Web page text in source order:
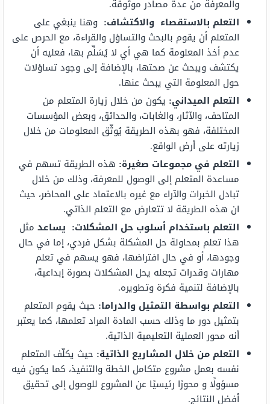
والمعرفة من عدة مصادر موثوقة.
التعلم بالاستقصاء والاكتشاف: وهنا ينبغي على
المتعلم أن يقوم بالبحث والتساؤل والقراءة، مع الحرص على
عدم أخذ المعلومة كما هي أي لا يُسَلِّم بها، فعليه أن
يكتشف ويبحث عن صحتها، بالإضافة إلى وجود تساؤلات
حول المعلومة التي يبحث عنها.
التعلم الميداني: يكون من خلال زيارة المتعلم من
المتاحف، والآثار، والغابات، والحدائق، وبعض المؤسسات
المختلفة، فهو بهذه الطريقة يُوثّق المعلومات من خلال
زيارته على أرض الواقع.
التعلم في مجموعات صغيرة: هذه الطريقة تسهم في
مساعدة المتعلم إلى الوصول للمعرفة، وذلك من خلال
تبادل الخبرات والآراء مع غيره بالاعتماد على المحاضر، حيث
ان هذه الطريقة لا تتعارض مع التعلم الذاتي.
التعلم باستخدام أسلوب حل المشكلات: يساعد مثل
هذا تعلم بمحاولة حل المشكلة بشكل فردي، إما في حال
وجودها، أو في حال افتراضها، فهو يسهم في تعلم
مهارات وقدرات تجعله يحل المشكلات بصورة إبداعية،
بالإضافة لتنمية فكرة وتطويره.
التعلم بواسطة التمثيل والدراما: حيث يقوم المتعلم
بتمثيل دور ما وذلك حسب المادة المراد تعلمها، كما يعتبر
أنه محور العملية التعليمية الذاتية.
التعلم من خلال المشاريع الذاتية: حيث يكلّف المتعلم
نفسه بعمل مشروع متكامل الخطة والتنفيذ، كما يكون فيه
مسؤولًا و محورًا رئيسيًا عن المشروع للوصول إلى تحقيق
أفضل النتائج.